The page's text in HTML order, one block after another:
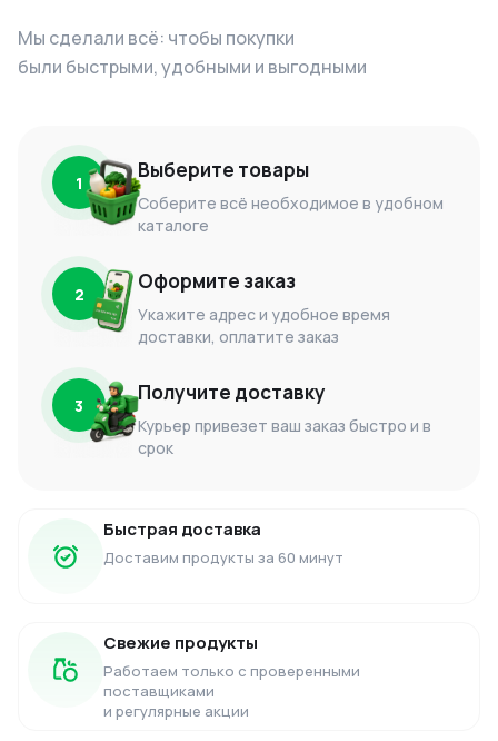
Мы сделали всё: чтобы покупки
были быстрыми, удобными и выгодными
1 Выберите товары
Соберите всё необходимое в удобном
каталоге
2 Оформите заказ
Укажите адрес и удобное время
доставки, оплатите заказ
3 Получите доставку
Курьер привезет ваш заказ быстро и в
срок
Быстрая доставка
Доставим продукты за 60 минут
Свежие продукты
Работаем только с проверенными
поставщиками
и регулярные акции